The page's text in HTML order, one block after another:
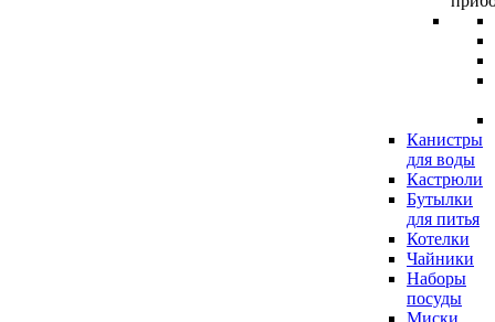
Канистры
для воды
Кастрюли
Бутылки
для питья
Котелки
Чайники
Наборы
посуды
Миски